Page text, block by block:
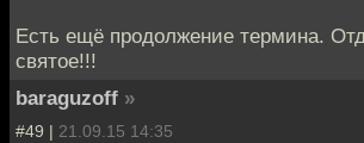
Есть ещё продолжение термина.
святое!!!
baraguzoff »
#49 | 21.09.15 14:35